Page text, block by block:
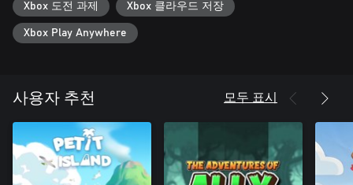
Xbox 도전 과제 Xbox 클라우드 저장
Xbox Play Anywhere
사용자 추천 모두 표시